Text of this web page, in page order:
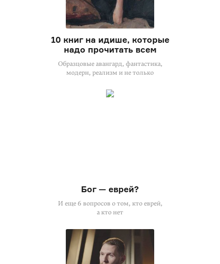
10 книг на идише, которые
надо прочитать всем
Образцовые авангард, фантастика,
модерн, реализм и не только
Бог — еврей?
И еще 6 вопросов о том, кто еврей,
а кто нет